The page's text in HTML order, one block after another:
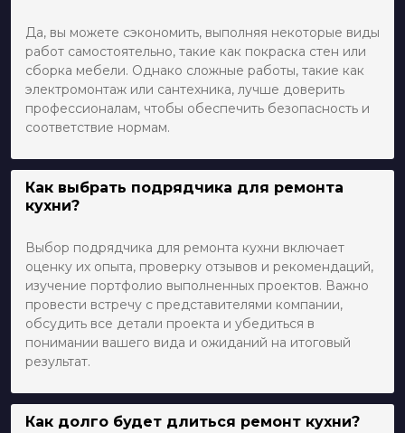
Да, вы можете сэкономить, выполняя некоторые виды
работ самостоятельно, такие как покраска стен или
сборка мебели. Однако сложные работы, такие как
электромонтаж или сантехника, лучше доверить
профессионалам, чтобы обеспечить безопасность и
соответствие нормам.
Как выбрать подрядчика для ремонта
кухни?
Выбор подрядчика для ремонта кухни включает
оценку их опыта, проверку отзывов и рекомендаций,
изучение портфолио выполненных проектов. Важно
провести встречу с представителями компании,
обсудить все детали проекта и убедиться в
понимании вашего вида и ожиданий на итоговый
результат.
Как долго будет длиться ремонт кухни?